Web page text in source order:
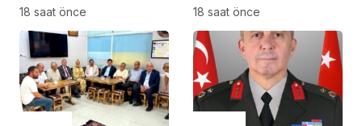
milletine hesap
vereceksiniz”
18 saat önce
Kaynaklar Bakanı
Alparslan Bayraktar’ı
Ziyaret Etti
18 saat önce